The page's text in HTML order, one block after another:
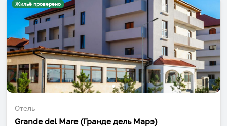
Жильё проверено
Отель
Grande del Mare (Гранде дель Марэ)